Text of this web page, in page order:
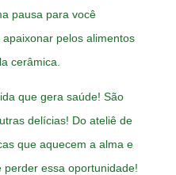
pausa para você
pelos alimentos
cerâmica.
que gera saúde! São
delícias! Do ateliê de
que aquecem a alma e
perder essa oportunidade!